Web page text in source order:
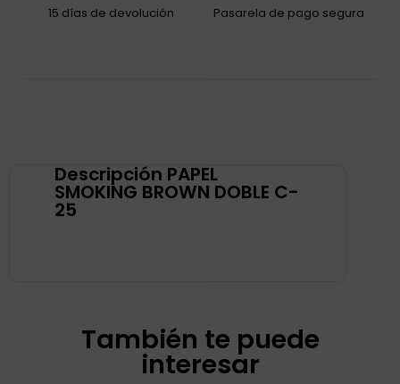
15 días de devolución Pasarela de pago segura
Descripción PAPEL
SMOKING BROWN DOBLE C-
25
También te puede
interesar